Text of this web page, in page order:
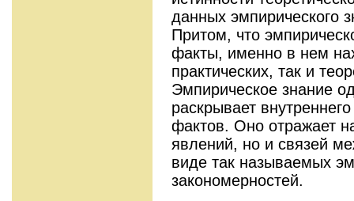
данных эмпирического
Притом, что
факты, именно в нем
практических, так и
Эмпирическое знание
раскрывает
фактов. Оно отражает
явлений, но и связей
виде так называемых
закономерностей.